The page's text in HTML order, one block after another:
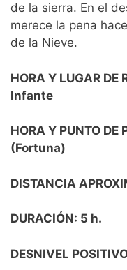
de la sierra. En el
merece la pena
de la Nieve.
HORA Y LUGAR DE
Infante
HORA Y PUNTO
(Fortuna)
DISTANCIA
DURACIÓN: 5 h.
DESNIVEL